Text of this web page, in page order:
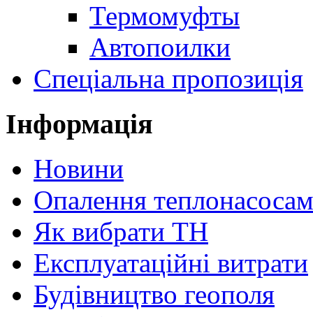
Термомуфты
Автопоилки
Спеціальна пропозиція
Інформація
Новини
Опалення
Як вибрати ТН
Експлуатаційні витрати
Будівництво геополя